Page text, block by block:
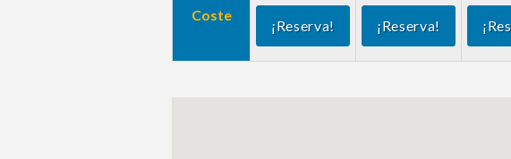
Coste
¡Reserva! ¡Reserva!